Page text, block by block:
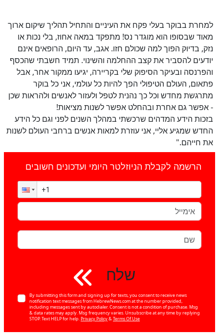
למחרת בבוקר בעלי פקח את העיניים והתחיל תהליך שיקום ארוך
מאוד שבסופו הוא מוגדר נס! מתפקד במאה אחוז, בלי נכות או
נזק, בדיוק הפוך למה שכולם חזו. אגב, עד היום, הרופאים אינם
יודעים להסביר את קצב ההחלמה והשינוי. תמיד חשבתי שהכסף
והפרנסה ובעיקר הסיפוק שלי בקריירה, יגיעו ממקור אחר, אבל
פתאום, העולם הטיפולי הפך להיות כל עולמי, אני כל בוקר
מתרגשת מחדש וכל כך נהנית לטפל ולעזור לאנשים ולהראות שכן
- אפשר גם אחרת ובהחלט אפשר לשנות מציאות!
בזכות הידע המדהים שרכשתי במהלך השנים לפני וגם כל הידע
החדש שמגיע אליי, אני עוזרת למאות אנשים ברחבי העולם לשנות
את חייהם."
הרשמה לקבלת הניוזלטר היומי ועדכונים חשובים
שלח
By submitting this form and signing up for texts, you consent to receive news
notification text messages from HebrewNews.com at the number provided,
including messages sent by autodialer. Consent is not a condition of purchase. Msg
& data rates may apply. Msg frequency varies. Unsubscribe at any time by replying
STOP. Text HELP for help.Privacy Policy&Terms Of Use